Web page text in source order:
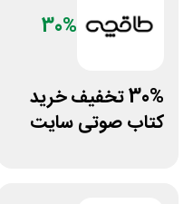
30%
30% تخفیف خرید
کتاب صوتی سایت